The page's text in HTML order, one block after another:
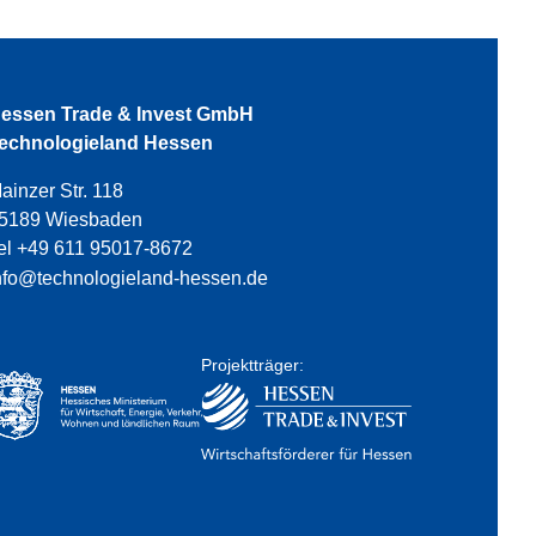
Trade & Invest GmbH
Hessen
Str. 118
Wiesbaden
+49 611 95017-8672
hessen.de
Projektträger: